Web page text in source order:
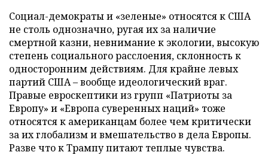
Социал-демократы и «зеленые» относятся к США
не столь однозначно, ругая их за наличие
смертной казни, невнимание к экологии, высокую
степень социального расслоения, склонность к
односторонним действиям. Для крайне левых
партий США – вообще идеологический враг.
Правые евроскептики из групп «Патриоты за
Европу» и «Европа суверенных наций» тоже
относятся к американцам более чем критически
за их глобализм и вмешательство в дела Европы.
Разве что к Трампу питают теплые чувства.